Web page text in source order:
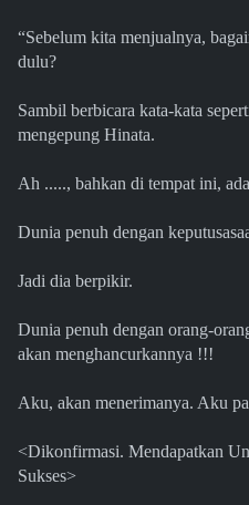
“Sebelum kita menjualnya,
dulu?
Sambil berbicara kata-kata
mengepung Hinata.
Ah ....., bahkan di tempat ini,
Dunia penuh dengan
Jadi dia berpikir.
Dunia penuh dengan orang-
akan menghancurkannya !!!
Aku, akan menerimanya. Aku
<Dikonfirmasi. Mendapatkan
Sukses>